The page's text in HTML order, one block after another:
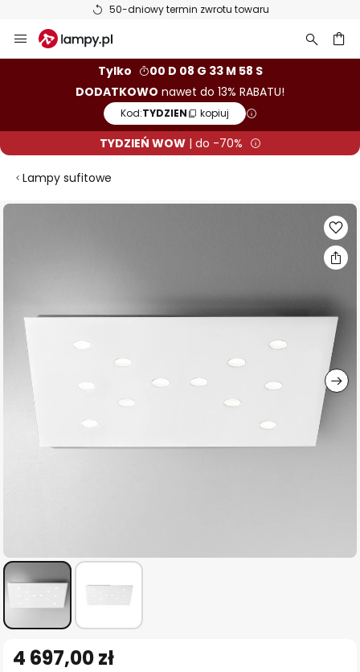
50-dniowy termin zwrotu towaru
Przejdź
do
Tylko
00 D 08 G 33 M 57 S
DODATKOWO nawet do 13% RABATU!
Kod:TYDZIEN kopiuj
TYDZIEŃ WOW| do -70%
Lampy sufitowe
Przejdź
na4 697,00 zł